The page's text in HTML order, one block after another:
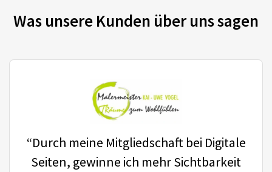
Was unsere Kunden über uns sagen
“Durch meine Mitgliedschaft bei Digitale
Seiten, gewinne ich mehr Sichtbarkeit